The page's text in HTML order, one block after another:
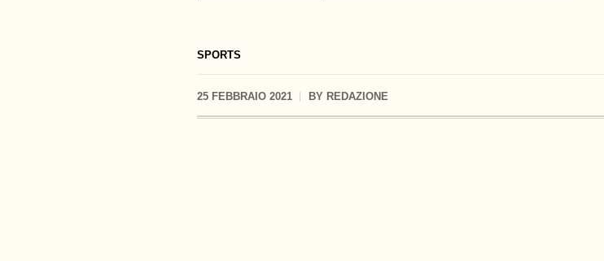
SPORTS
25 FEBBRAIO 2021 BY REDAZIONE